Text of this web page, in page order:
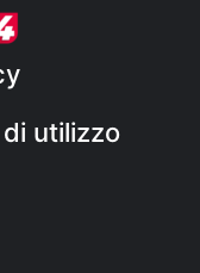
utilizzo